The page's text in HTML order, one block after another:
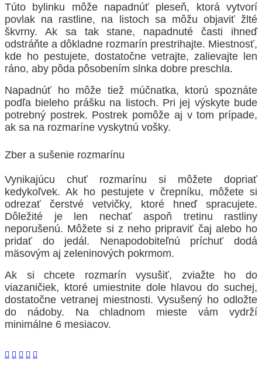
Túto bylinku môže napadnúť pleseň, ktorá vytvorí
povlak na rastline, na listoch sa môžu objaviť žlté
škvrny. Ak sa tak stane, napadnuté časti ihneď
odstráňte a dôkladne rozmarín prestrihajte. Miestnosť,
kde ho pestujete, dostatočne vetrajte, zalievajte len
ráno, aby pôda pôsobením slnka dobre preschla.
Napadnúť ho môže tiež múčnatka, ktorú spoznáte
podľa bieleho prášku na listoch. Pri jej výskyte bude
potrebný postrek. Postrek pomôže aj v tom prípade,
ak sa na rozmaríne vyskytnú vošky.
Zber a sušenie rozmarínu
Vynikajúcu chuť rozmarínu si môžete dopriať
kedykoľvek. Ak ho pestujete v črepníku, môžete si
odrezať čerstvé vetvičky, ktoré hneď spracujete.
Dôležité je len nechať aspoň tretinu rastliny
neporušenú. Môžete si z neho pripraviť čaj alebo ho
pridať do jedál. Nenapodobiteľnú príchuť dodá
mäsovým aj zeleninových pokrmom.
Ak si chcete rozmarín vysušiť, zviažte ho do
viazaničiek, ktoré umiestnite dole hlavou do suchej,
dostatočne vetranej miestnosti. Vysušený ho odložte
do nádoby. Na chladnom mieste vám vydrží
minimálne 6 mesiacov.